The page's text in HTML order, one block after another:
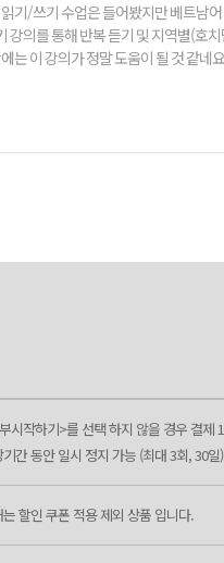
베트남어 듣기는 큰 비중을 차지하고 있지 않아 실제 베트남 출장
는 이 강의가 정말 도움이 될 것 같네
시작하기>를 선택 하지 않을 경우 결제
간 동안 일시 정지 가능 (최대 3회, 30일)
할인 쿠폰 적용 제외 상품 입니다.